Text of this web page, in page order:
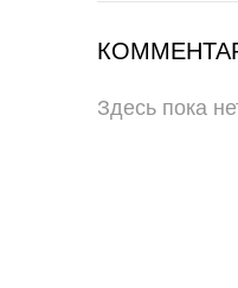
Здесь пока